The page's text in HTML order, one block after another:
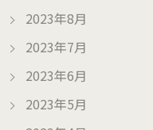
2023年8月
2023年7月
2023年6月
2023年5月